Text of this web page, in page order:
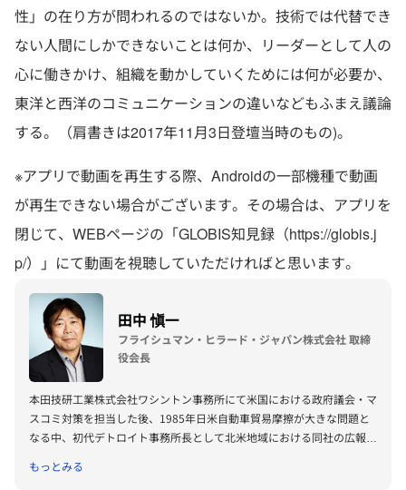
性」の在り方が問われるのではないか。技術では代替でき
ない人間にしかできないことは何か、リーダーとして人の
心に働きかけ、組織を動かしていくためには何が必要か、
東洋と西洋のコミュニケーションの違いなどもふまえ議論
する。（肩書きは2017年11月3日登壇当時のもの)。
※アプリで動画を再生する際、Androidの一部機種で動画
が再生できない場合がございます。その場合は、アプリを
閉じて、WEBページの「GLOBIS知見録（https://globis.j
p/）」にて動画を視聴していただければと思います。
田中 愼一
フライシュマン・ヒラード・ジャパン株式会社 取締
役会長
本田技研工業株式会社ワシントン事務所にて米国における政府議会・マ
スコミ対策を担当した後、1985年日米自動車貿易摩擦が大きな問題と
なる中、初代デトロイト事務所長として北米地域における同社の広報戦
社に転じ、海外オペレーション部長等を歴任する。1997年世界最大級
もっとみる